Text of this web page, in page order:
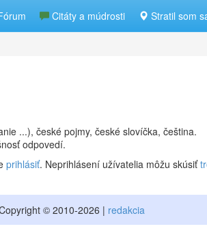
Citáty a múdrosti Stratil som
...), české pojmy, české slovíčka, čeština.
odpovedí.
prihlásiť. Neprihlásení užívatelia môžu skúsiť
© 2010-2026 | redakcia